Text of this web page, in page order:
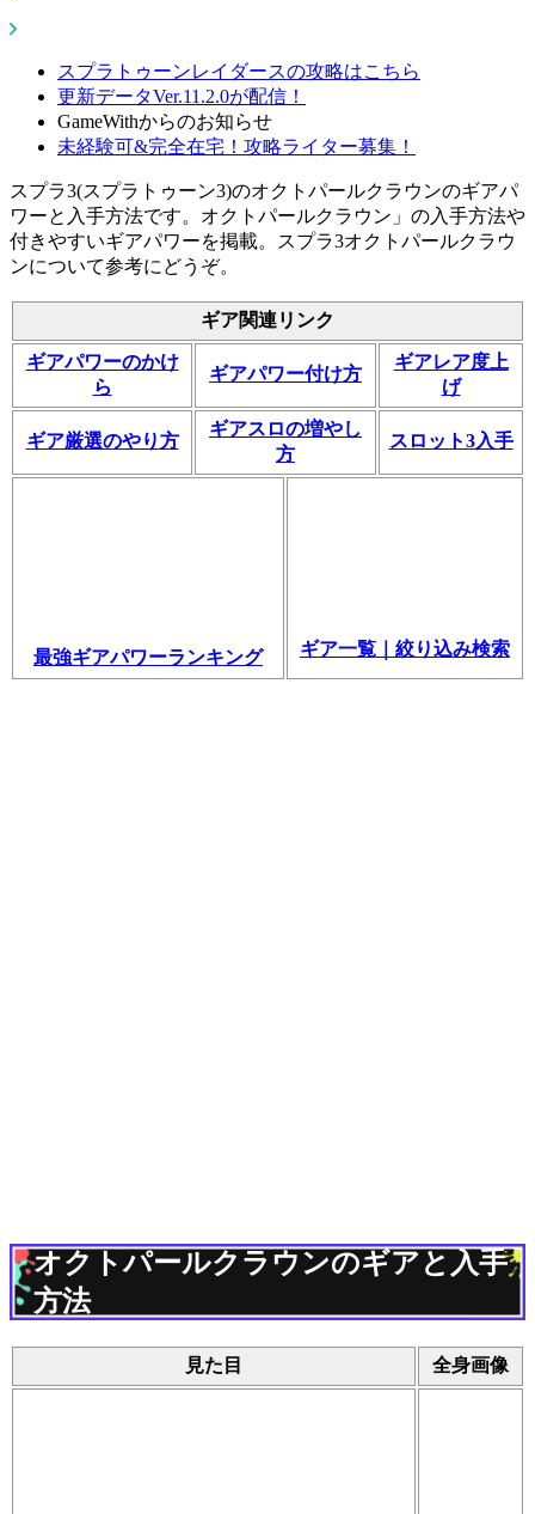
スプラトゥーンレイダースの攻略はこちら
更新データVer.11.2.0が配信！
GameWithからのお知らせ
未経験可&完全在宅！攻略ライター募集！
スプラ3(スプラトゥーン3)のオクトパールクラウンのギアパ
ワーと入手方法です。オクトパールクラウン」の入手方法や
付きやすいギアパワーを掲載。スプラ3オクトパールクラウ
ンについて参考にどうぞ。
ギア関連リンク
ギアパワーのかけ
ら
ギアパワー付け方
ギアレア度上
げ
ギア厳選のやり方
ギアスロの増やし
方
スロット3入手
最強ギアパワーランキング ギア一覧｜絞り込み検索
オクトパールクラウンのギアと入手
方法
見た目 全身画像